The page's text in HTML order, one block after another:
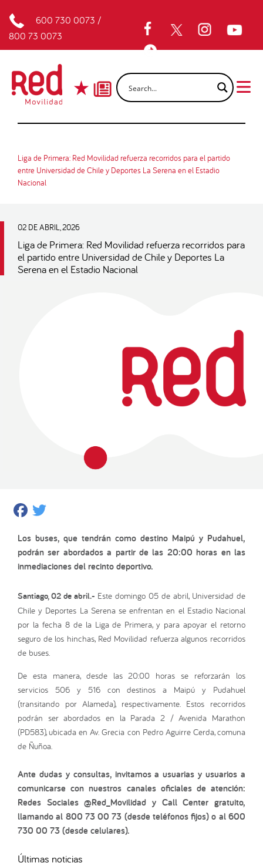
600 730 0073 /
800 73 0073
Liga de Primera: Red Movilidad refuerza recorridos para el partido
entre Universidad de Chile y Deportes La Serena en el Estadio
Nacional
02 DE ABRIL, 2026
Liga de Primera: Red Movilidad refuerza recorridos para
el partido entre Universidad de Chile y Deportes La
Serena en el Estadio Nacional
Facebook
Los buses, que tendrán como destino Maipú y Pudahuel,
podrán ser abordados a partir de las 20:00 horas en las
inmediaciones del recinto deportivo.
Santiago, 02 de abril.- Este domingo 05 de abril, Universidad de
Chile y Deportes La Serena se enfrentan en el Estadio Nacional
por la fecha 8 de la Liga de Primera, y para apoyar el retorno
seguro de los hinchas, Red Movilidad refuerza algunos recorridos
de buses.
De esta manera, desde las 20:00 horas se reforzarán los
servicios 506 y 516 con destinos a Maipú y Pudahuel
(transitando por Alameda), respectivamente. Estos recorridos
podrán ser abordados en la Parada 2 / Avenida Marathon
(PD583), ubicada en Av. Grecia con Pedro Aguirre Cerda, comuna
de Ñuñoa.
Ante dudas y consultas, invitamos a usuarias y usuarios a
comunicarse con nuestros canales oficiales de atención:
Redes Sociales @Red_Movilidad y Call Center gratuito,
llamando al 800 73 00 73 (desde teléfonos fijos) o al 600
730 00 73 (desde celulares).
Últimas noticias